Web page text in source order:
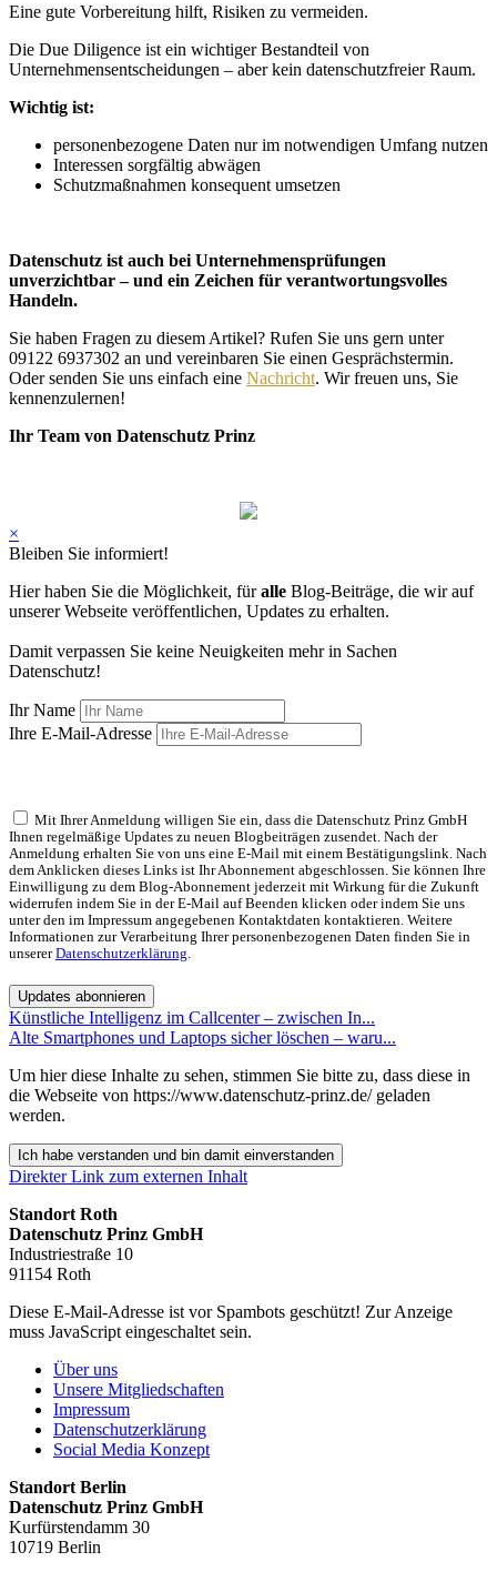
Eine gute Vorbereitung hilft, Risiken zu vermeiden.
Die Due Diligence ist ein wichtiger Bestandteil von
Unternehmensentscheidungen – aber kein datenschutzfreier Raum.
Wichtig ist:
personenbezogene Daten nur im notwendigen Umfang nutzen
Interessen sorgfältig abwägen
Schutzmaßnahmen konsequent umsetzen
Datenschutz ist auch bei Unternehmensprüfungen
unverzichtbar – und ein Zeichen für verantwortungsvolles
Handeln.
Sie haben Fragen zu diesem Artikel? Rufen Sie uns gern unter
09122 6937302 an und vereinbaren Sie einen Gesprächstermin.
Oder senden Sie uns einfach eine Nachricht. Wir freuen uns, Sie
kennenzulernen!
Ihr Team von Datenschutz Prinz
×
Bleiben Sie informiert!
Hier haben Sie die Möglichkeit, füralle Blog-Beiträge, die wir auf
unserer Webseite veröffentlichen, Updates zu erhalten.
Damit verpassen Sie keine Neuigkeiten mehr in Sachen
Datenschutz!
Ihr Name
Ihre E-Mail-Adresse
Mit Ihrer Anmeldung willigen Sie ein, dass die Datenschutz Prinz GmbH
Ihnen regelmäßige Updates zu neuen Blogbeiträgen zusendet. Nach der
Anmeldung erhalten Sie von uns eine E-Mail mit einem Bestätigungslink. Nach
dem Anklicken dieses Links ist Ihr Abonnement abgeschlossen. Sie können Ihre
Einwilligung zu dem Blog-Abonnement jederzeit mit Wirkung für die Zukunft
widerrufen indem Sie in der E-Mail auf Beenden klicken oder indem Sie uns
unter den im Impressum angegebenen Kontaktdaten kontaktieren. Weitere
Informationen zur Verarbeitung Ihrer personenbezogenen Daten finden Sie in
unsererDatenschutzerklärung.
Updates abonnieren
Künstliche Intelligenz im Callcenter – zwischen In...
Alte Smartphones und Laptops sicher löschen – waru...
Um hier diese Inhalte zu sehen, stimmen Sie bitte zu, dass diese in
die Webseite von https://www.datenschutz-prinz.de/ geladen
werden.
Ich habe verstanden und bin damit einverstanden
Direkter Link zum externen Inhalt
Standort Roth
Datenschutz Prinz GmbH
Industriestraße 10
91154 Roth
Diese E-Mail-Adresse ist vor Spambots geschützt! Zur Anzeige
muss JavaScript eingeschaltet sein.
Über uns
Unsere Mitgliedschaften
Impressum
Datenschutzerklärung
Social Media Konzept
Standort Berlin
Datenschutz Prinz GmbH
Kurfürstendamm 30
10719 Berlin